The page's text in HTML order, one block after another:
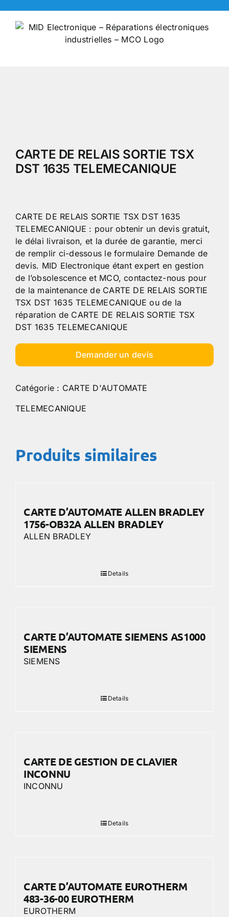
content
CARTE DE RELAIS SORTIE TSX
DST 1635 TELEMECANIQUE
CARTE DE RELAIS SORTIE TSX DST 1635
TELEMECANIQUE : pour obtenir un devis gratuit,
le délai livraison, et la durée de garantie, merci
de remplir ci-dessous le formulaire Demande de
devis. MID Electronique étant expert en gestion
de l’obsolescence et MCO, contactez-nous pour
de la maintenance de CARTE DE RELAIS SORTIE
TSX DST 1635 TELEMECANIQUE ou de la
réparation de CARTE DE RELAIS SORTIE TSX
DST 1635 TELEMECANIQUE
Demander un devis
Catégorie : CARTE D'AUTOMATE
TELEMECANIQUE
Produits similaires
CARTE D’AUTOMATE ALLEN BRADLEY
1756-OB32A ALLEN BRADLEY
ALLEN BRADLEY
Details
CARTE D’AUTOMATE SIEMENS AS1000
SIEMENS
SIEMENS
Details
CARTE DE GESTION DE CLAVIER
INCONNU
INCONNU
Details
CARTE D’AUTOMATE EUROTHERM
483-36-00 EUROTHERM
EUROTHERM